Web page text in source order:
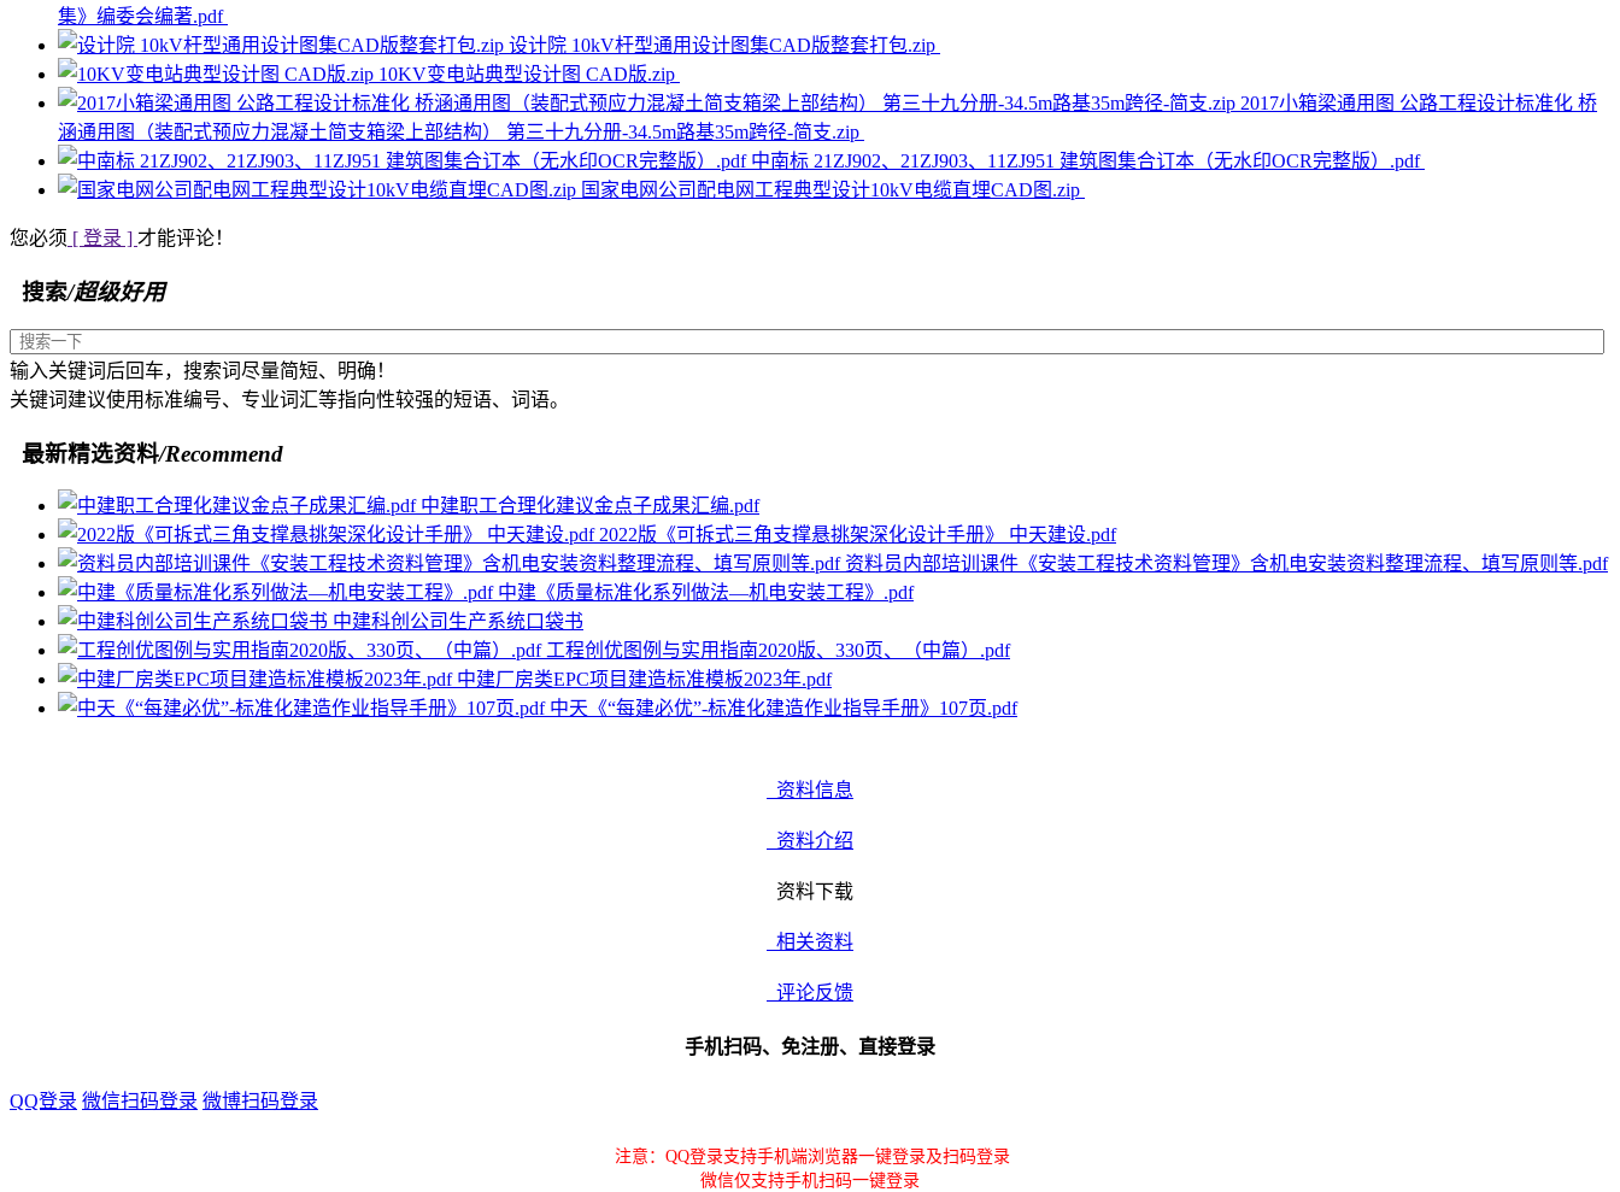
集》编委会编著.pdf
设计院 10kV杆型通用设计图集CAD版整套打包.zip
10KV变电站典型设计图 CAD版.zip
2017小箱梁通用图 公路工程设计标准化 桥
涵通用图（装配式预应力混凝土简支箱梁上部结构） 第三十九分册-34.5m路基35m跨径-简支.zip
中南标 21ZJ902、21ZJ903、11ZJ951 建筑图集合订本（无水印OCR完整版）.pdf
国家电网公司配电网工程典型设计10kV电缆直埋CAD图.zip
您必须 [ 登录 ] 才能评论！
搜索/超级好用
输入关键词后回车，搜索词尽量简短、明确！
关键词建议使用标准编号、专业词汇等指向性较强的短语、词语。
最新精选资料/Recommend
中建职工合理化建议金点子成果汇编.pdf
2022版《可拆式三角支撑悬挑架深化设计手册》 中天建设.pdf
资料员内部培训课件《安装工程技术资料管理》含机电安装资料整理流程、填写原则等.pdf
中建《质量标准化系列做法—机电安装工程》.pdf
中建科创公司生产系统口袋书
工程创优图例与实用指南2020版、330页、（中篇）.pdf
中建厂房类EPC项目建造标准模板2023年.pdf
中天《“每建必优”-标准化建造作业指导手册》107页.pdf
资料信息
资料介绍
资料下载
相关资料
评论反馈
手机扫码、免注册、直接登录
QQ登录 微信扫码登录 微博扫码登录
注意：QQ登录支持手机端浏览器一键登录及扫码登录
微信仅支持手机扫码一键登录